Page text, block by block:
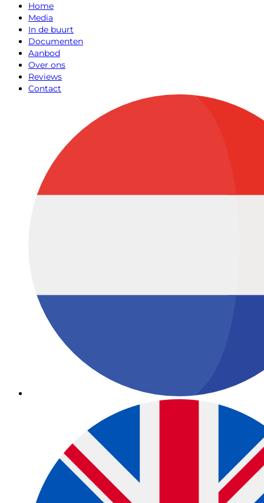
Home
Media
In de buurt
Documenten
Aanbod
Over ons
Reviews
Contact